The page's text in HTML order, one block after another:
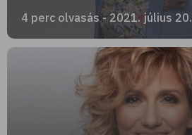
4 perc olvasás - 2021. július 20.